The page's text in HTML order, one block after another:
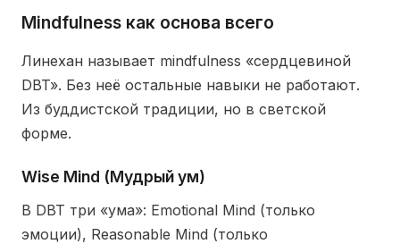
Mindfulness как основа всего
Линехан называет mindfulness «сердцевиной
DBT». Без неё остальные навыки не работают.
Из буддистской традиции, но в светской
форме.
Wise Mind (Мудрый ум)
В DBT три «ума»: Emotional Mind (только
эмоции), Reasonable Mind (только